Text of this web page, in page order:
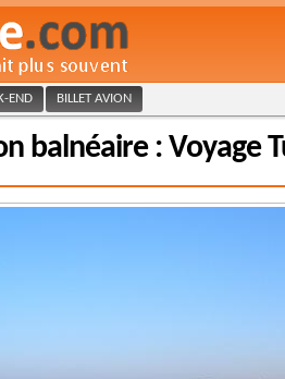
END BILLET AVION
balnéaire : Voyage